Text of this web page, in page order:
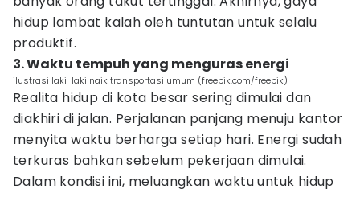
hidup lambat kalah oleh tuntutan untuk selalu
produktif.
3. Waktu tempuh yang menguras energi
ilustrasi laki-laki naik transportasi umum (freepik.com/freepik)
Realita hidup di kota besar sering dimulai dan
diakhiri di jalan. Perjalanan panjang menuju kantor
menyita waktu berharga setiap hari. Energi sudah
terkuras bahkan sebelum pekerjaan dimulai.
Dalam kondisi ini, meluangkan waktu untuk hidup